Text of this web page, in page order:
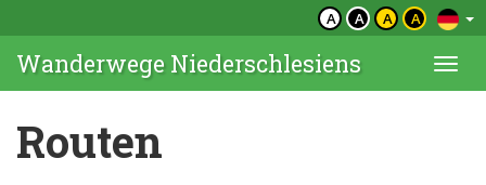
A A A A
Wanderwege Niederschlesiens
Routen